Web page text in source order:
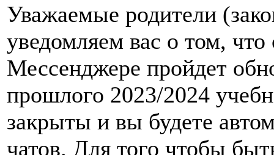
Уважаемые родители
уведомляем вас о том,
Мессенджере пройдет
прошлого 2023/2024
закрыты и вы будете
чатов. Для того чтобы